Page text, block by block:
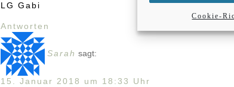
Cookie-
LG Gabi
Antworten
Sarah sagt:
15. Januar 2018 um 18:33 Uhr